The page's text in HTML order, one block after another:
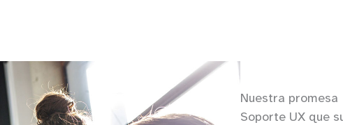
Nuestra promesa
Soporte UX que